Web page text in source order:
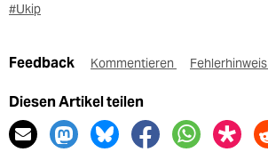
#Ukip
Feedback Kommentieren Fehlerhinweis
Diesen Artikel teilen